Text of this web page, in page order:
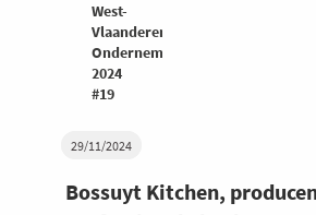
29/11/2024
Bossuyt Kitchen,
West-
Vlaanderen
Ondernemers
2024
#19